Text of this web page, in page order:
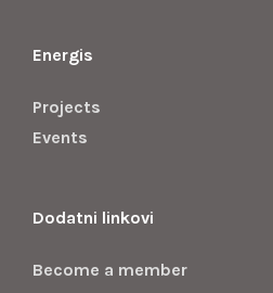
Energis
Projects
Events
Dodatni linkovi
Become a member